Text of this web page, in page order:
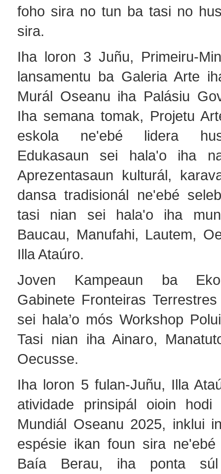
foho sira no tun ba tasi no
sira.
Iha loron 3 Juñu, Primeiru-
lansamentu ba Galeria Arte
Murál Oseanu iha Palásiu
Iha semana tomak, Projetu
eskola ne'ebé lidera
Edukasaun sei hala'o iha
Aprezentasaun kulturál,
dansa tradisionál ne'ebé
tasi nian sei hala'o iha
Baucau, Manufahi, Lautem,
Illa Ataúro.
Joven Kampeaun ba
Gabinete Fronteiras
sei hala’o mós Workshop
Tasi nian iha Ainaro,
Oecusse.
Iha loron 5 fulan-Juñu, Illa
atividade prinsipál oioin hodi
Mundiál Oseanu 2025, inklui
espésie ikan foun sira
Baía Berau, iha ponta